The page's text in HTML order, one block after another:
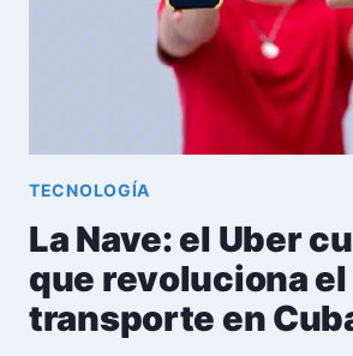
POR
INTERNET
TECNOLOGÍA
La Nave: el Uber
que revoluciona el
transporte en